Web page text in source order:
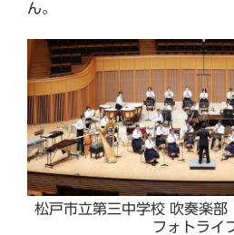
ん。
松戸市立第三中学校 吹奏楽
フォトライ